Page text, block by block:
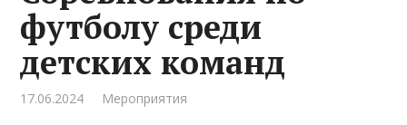
футболу среди
детских команд
17.06.2024 Мероприятия